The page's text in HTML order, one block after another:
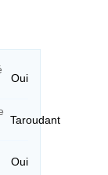
Oui
Taroudant
Oui